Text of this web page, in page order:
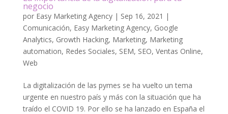
negocio
por Easy Marketing Agency| Sep 16, 2021 |
Comunicación, Easy Marketing Agency, Google
Analytics, Growth Hacking, Marketing, Marketing
automation, Redes Sociales, SEM, SEO, Ventas Online,
Web
La digitalización de las pymes se ha vuelto un tema
urgente en nuestro país y más con la situación que ha
traído el COVID 19. Por ello se ha lanzado en España el